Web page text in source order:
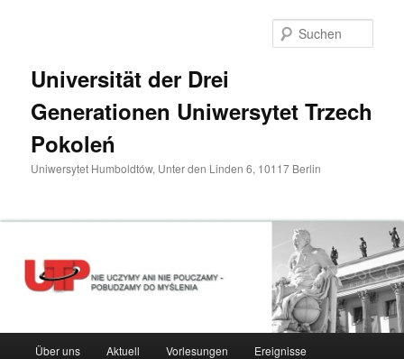
Universität der Drei
Generationen Uniwersytet Trzech
Pokoleń
Uniwersytet Humboldtów, Unter den Linden 6, 10117 Berlin
HauptmenüÜber uns Aktuell Vorlesungen Ereignisse